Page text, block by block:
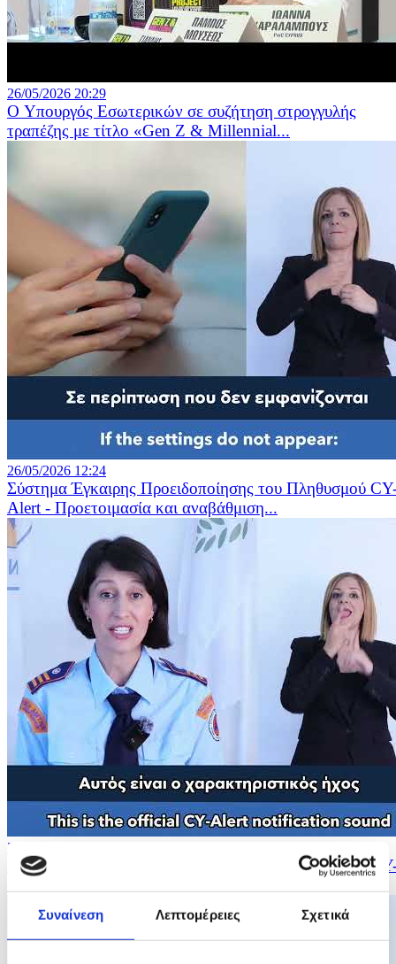
Συναίνεση Λεπτομέρειες Σχετικά
26/05/2026 20:29
O Υπουργός Εσωτερικών σε συζήτηση στρογγυλής
τραπέζης με τίτλο «Gen Z & Millennial...
26/05/2026 12:24
Σύστημα Έγκαιρης Προειδοποίησης του Πληθυσμού
Alert - Προετοιμασία και αναβάθμιση...
26/05/2026 12:18
Σύστημα Έγκαιρης Προειδοποίησης του Πληθυσμού